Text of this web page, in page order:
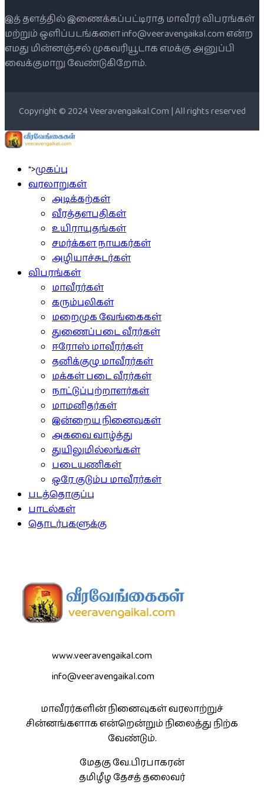
இத் தளத்தில் இணைக்கப்பட்டிராத மாவீரர் விபரங்கள்
மற்றும் ஒளிப்படங்களை info@veeravengaikal.com என்ற
எமது மின்னஞ்சல் முகவரியூடாக எமக்கு அனுப்பி
வைக்குமாறு வேண்டுகிறோம்.
Copyright © 2024 Veeravengaikal.Com | All rights reserved
">முகப்பு
வரலாறுகள்
அடிக்கற்கள்
வீரத்தளபதிகள்
உயிராயுதங்கள்
சமர்க்கள நாயகர்கள்
அழியாச்சுடர்கள்
விபரங்கள்
மாவீரர்கள்
கரும்புலிகள்
மறைமுக வேங்கைகள்
துணைப்படை வீரர்கள்
ஈரோஸ் மாவீரர்கள்
தனிக்குழு மாவீரர்கள்
மக்கள் படை வீரர்கள்
நாட்டுப்பற்றாளர்கள்
மாமனிதர்கள்
இன்றைய நினைவுகள்
அகவை வாழ்த்து
துயிலுமில்லங்கள்
படையணிகள்
ஒரே குடும்ப மாவீரர்கள்
படத்தொகுப்பு
பாடல்கள்
தொடர்புகளுக்கு
www.veeravengaikal.com
info@veeravengaikal.com
மாவீரர்களின் நினைவுகள் வரலாற்றுச்
சின்னங்களாக என்றென்றும் நிலைத்து நிற்க
வேண்டும்.
மேதகு வே.பிரபாகரன்
தமிழீழ தேசத் தலைவர்